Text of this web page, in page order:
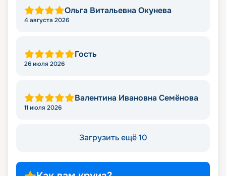
Ольга Витальевна Окунева
4 августа 2026
Гость
26 июля 2026
Валентина Ивановна Семёнова
11 июля 2026
Загрузить ещё 10